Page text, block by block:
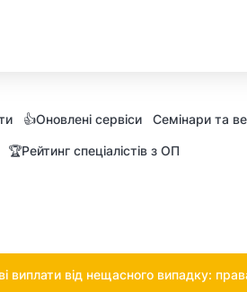
👍Оновлені сервіси Семінари та
🏆Рейтинг спеціалістів з ОП
від нещасного випадку: